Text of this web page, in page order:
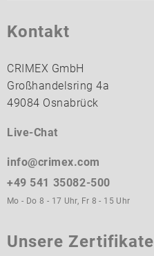
Kontakt
CRIMEX GmbH
Großhandelsring 4a
49084 Osnabrück
Live-Chat
info@crimex.com
+49 541 35082-500
Mo - Do 8 - 17 Uhr, Fr 8 - 15 Uhr
Unsere Zertifikate